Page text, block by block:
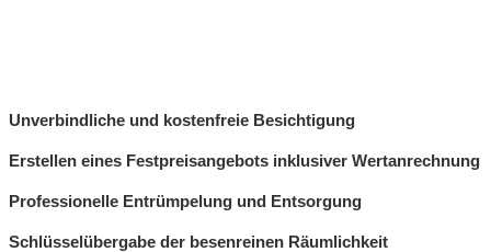
Unverbindliche und kostenfreie Besichtigung
Erstellen eines Festpreisangebots inklusiver Wertanrechnung
Professionelle Entrümpelung und Entsorgung
Schlüsselübergabe der besenreinen Räumlichkeit